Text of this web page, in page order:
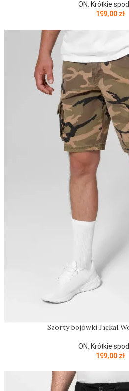
ON, Krótkie
199,00 zł
Szorty bojówki Jackal
ON, Krótkie
199,00 zł